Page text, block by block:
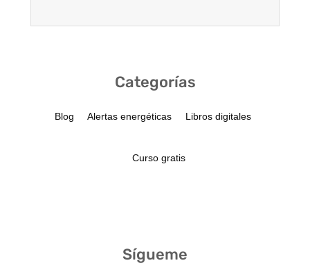
Categorías
Blog Alertas energéticas Libros digitales
Curso gratis
Sígueme